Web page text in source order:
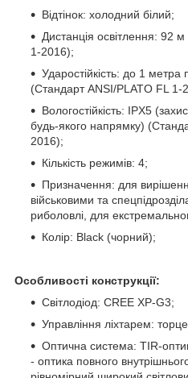
Відтінок: холодний білий;
Дистанція освітлення: 92
1-2016);
Ударостійкість: до 1 метра
(Стандарт ANSI/PLATO FL 1-
Вологостійкість: IPX5
будь-якого напрямку)
2016);
Кількість режимів: 4;
Призначення: для
військовими та
риболовлі, для
Колір: Black (чорний);
Особливості конструкції:
Світлодіод: CREE XP-G3;
Управління ліхтарем:
Оптична система: TIR-
- оптика повного